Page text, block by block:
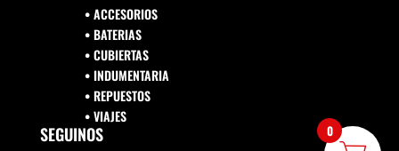
• ACCESORIOS
• BATERIAS
• CUBIERTAS
• INDUMENTARIA
• REPUESTOS
•VIAJES
SEGUINOS 0